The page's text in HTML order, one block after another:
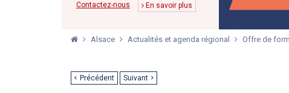
Contactez-nous
En savoir plus
Alsace Actualités et agenda régional Offre de
Précédent Suivant